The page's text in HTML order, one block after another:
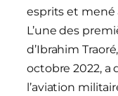
esprits et mené
L’une des
d’Ibrahim
octobre 2022, a
l’aviation